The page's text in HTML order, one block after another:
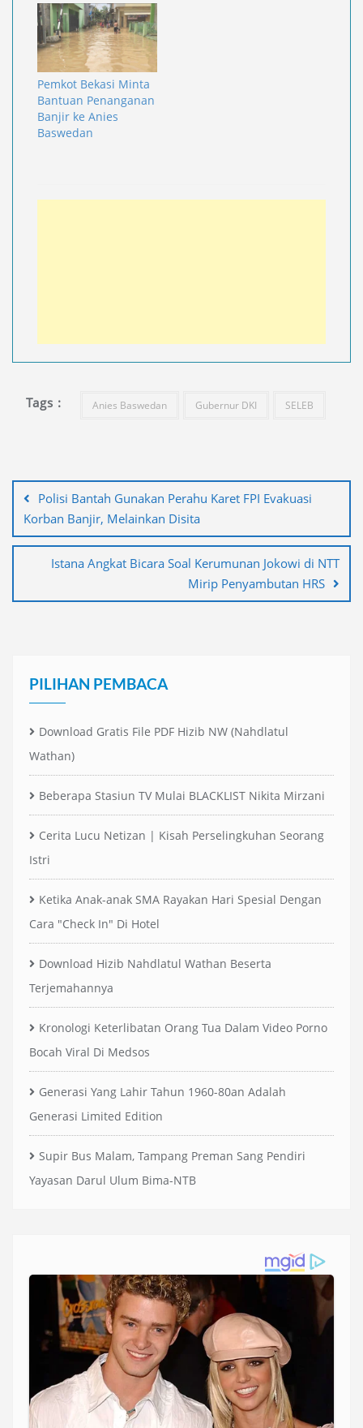
Pemkot Bekasi Minta
Bantuan Penanganan
Banjir ke Anies
Baswedan
Tags : Anies Baswedan Gubernur DKI SELEB
posPolisi Bantah Gunakan Perahu Karet FPI Evakuasi
Korban Banjir, Melainkan Disita
Istana Angkat Bicara Soal Kerumunan Jokowi di NTT
Mirip Penyambutan HRS
PILIHAN PEMBACA
Download Gratis File PDF Hizib NW (Nahdlatul
Wathan)
Beberapa Stasiun TV Mulai BLACKLIST Nikita Mirzani
Cerita Lucu Netizan | Kisah Perselingkuhan Seorang
Istri
Ketika Anak-anak SMA Rayakan Hari Spesial Dengan
Cara "Check In" Di Hotel
Download Hizib Nahdlatul Wathan Beserta
Terjemahannya
Kronologi Keterlibatan Orang Tua Dalam Video Porno
Bocah Viral Di Medsos
Generasi Yang Lahir Tahun 1960-80an Adalah
Generasi Limited Edition
Supir Bus Malam, Tampang Preman Sang Pendiri
Yayasan Darul Ulum Bima-NTB